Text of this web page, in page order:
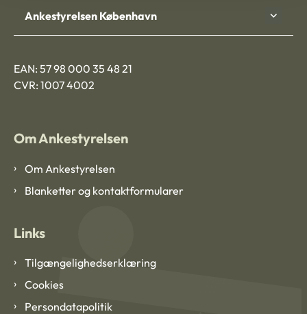
Ankestyrelsen København
EAN: 57 98 000 35 48 21
CVR: 1007 4002
Om Ankestyrelsen
Om Ankestyrelsen
Blanketter og kontaktformularer
Links
Tilgængelighedserklæring
Cookies
Persondatapolitik